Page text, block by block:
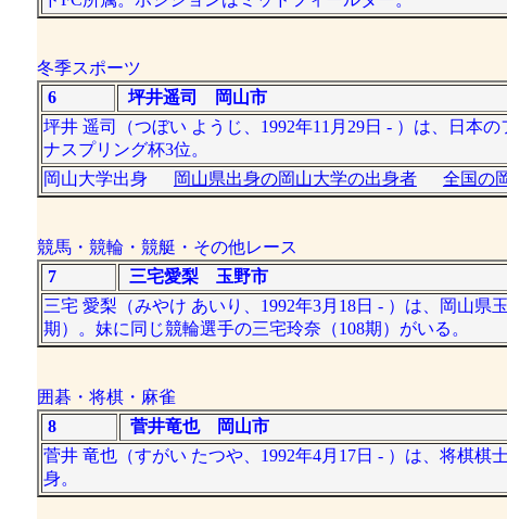
冬季スポーツ
6
坪井遥司 岡山市
坪井 遥司（つぼい ようじ、1992年11月29日 - ）は、日本
ナスプリング杯3位。
岡山大学出身
岡山県出身の岡山大学の出身者 全国の
競馬・競輪・競艇・その他レース
7
三宅愛梨 玉野市
三宅 愛梨（みやけ あいり、1992年3月18日 - ）は、岡山
期）。妹に同じ競輪選手の三宅玲奈（108期）がいる。
囲碁・将棋・麻雀
8
菅井竜也 岡山市
菅井 竜也（すがい たつや、1992年4月17日 - ）は、将棋
身。